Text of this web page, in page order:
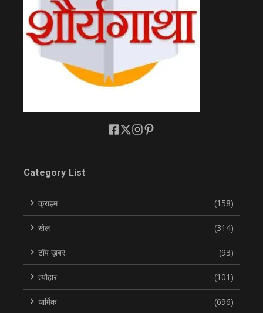
Category List
क्राइम (158)
खेल (314)
टॉप ख़बर (93)
त्यौहार (101)
धार्मिक (696)